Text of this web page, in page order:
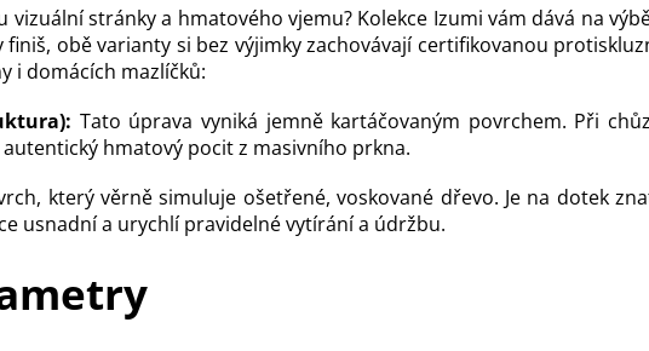
vizuální stránky a hmatového vjemu? Kolekce Izumi vám dává na
obě varianty si bez výjimky zachovávají certifikovanou
i domácích mazlíčků:
Tato úprava vyniká jemně kartáčovaným povrchem. Při
hmatový pocit z masivního prkna.
který věrně simuluje ošetřené, voskované dřevo. Je na dotek
usnadní a urychlí pravidelné vytírání a údržbu.